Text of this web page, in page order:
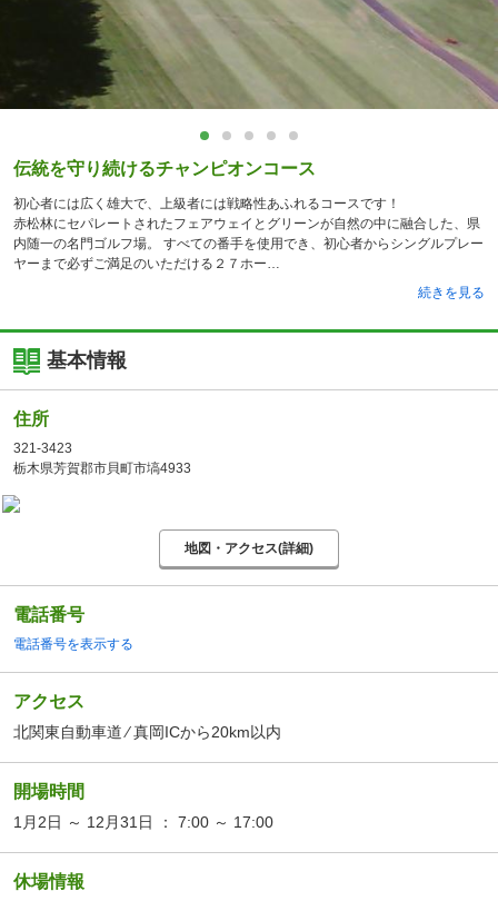
伝統を守り続けるチャンピオンコース
初心者には広く雄大で、上級者には戦略性あふれるコースです！
赤松林にセパレートされたフェアウェイとグリーンが自然の中に融合した、県
内随一の名門ゴルフ場。 すべての番手を使用でき、初心者からシングルプレー
ヤーまで必ずご満足のいただける２７ホー
続きを見る
基本情報
住所
321-3423
栃木県芳賀郡市貝町市塙4933
地図・アクセス(詳細)
電話番号
電話番号を表示する
アクセス
北関東自動車道 ⁄ 真岡ICから20km以内
開場時間
1月2日 ～ 12月31日 ： 7:00 ～ 17:00
休場情報